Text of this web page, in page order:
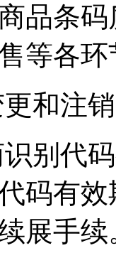
品条
等各
更和
识别
码有
展手